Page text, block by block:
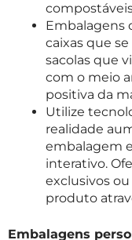
Embalagens
caixas que
sacolas que
com o meio
positiva da
Utilize
realidade
embalagem
interativo.
exclusivos
produto
Embalagens